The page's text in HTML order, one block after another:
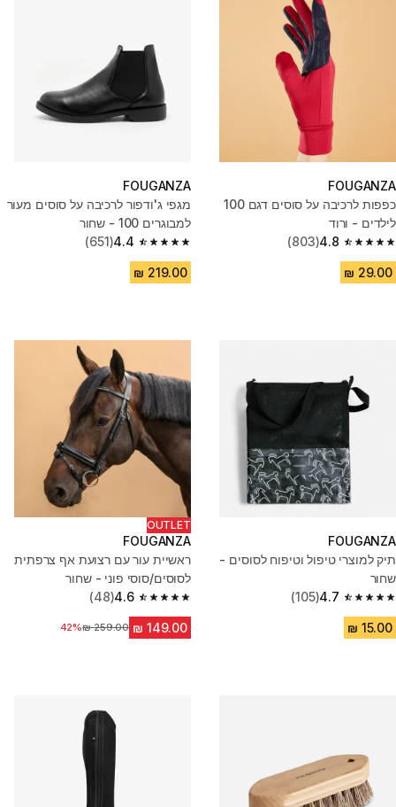
FOUGANZA
כפפות לרכיבה על סוסים דגם 100
לילדים - ורוד
4.8
4.8 out of 5 stars from 803 reviews
(803)
FOUGANZA
מגפי ג'ודפור לרכיבה על סוסים מעור
למבוגרים 100 - שחור
4.4
4.4 out of 5 stars from 651 reviews
(651)
FOUGANZA
תיק למוצרי טיפול וטיפוח לסוסים -
שחור
4.7
4.7 out of 5 stars from 105 reviews
(105)
OUTLET
FOUGANZA
ראשיית עור עם רצועת אף צרפתית
לסוסים/סוסי פוני - שחור
4.6
4.6 out of 5 stars from 48 reviews
(48)
מחיר לפני הנחה
42%